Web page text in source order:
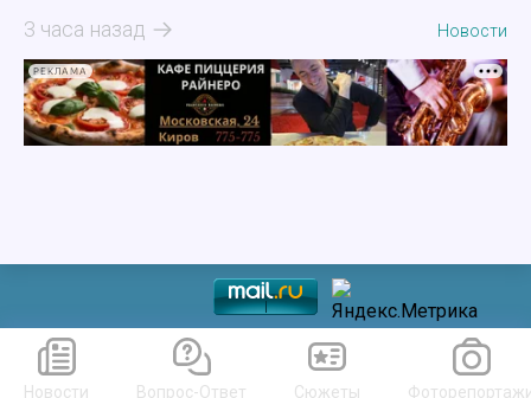
3 часа назад Новости
РЕКЛАМА
Новости Вопрос-Ответ Сюжеты